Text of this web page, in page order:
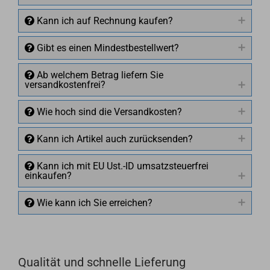
Kann ich auf Rechnung kaufen?
Gibt es einen Mindestbestellwert?
Ab welchem Betrag liefern Sie
versandkostenfrei?
Wie hoch sind die Versandkosten?
Kann ich Artikel auch zurücksenden?
Kann ich mit EU Ust.-ID umsatzsteuerfrei
einkaufen?
Wie kann ich Sie erreichen?
+49 (0)4281 50 79 78 2
Qualität und schnelle Lieferung